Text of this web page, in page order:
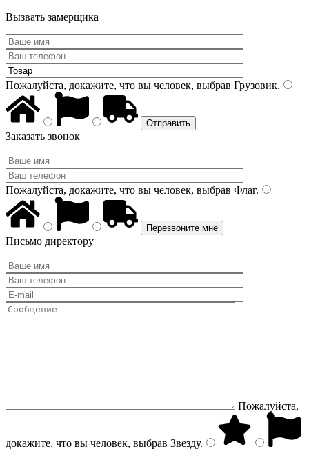
Вызвать замерщика
Пожалуйста, докажите, что вы человек, выбрав Грузовик.
Заказать звонок
Пожалуйста, докажите, что вы человек, выбрав Флаг.
Письмо директору
Пожалуйста,
докажите, что вы человек, выбрав Звезду.